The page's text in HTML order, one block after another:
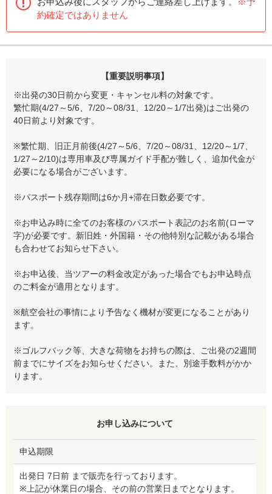
約確定ではありません
【重要説明事項】
※出発の30日前から変更・キャンセル料の対象です。
繁忙期(4/27～5/6、7/20～08/31、12/20～1/7出発)はご出発の
40日前より対象です。
※繁忙期、旧正月前後(4/27～5/6、7/20～08/31、12/20～1/7、
1/27～2/10)は専用車及び専属ガイド手配が難しく、追加代金が
必要になる場合がございます。
※パスポート残存期間は6か月+滞在日数必要です。
※お申込み時に全てのお客様のパスポート表記のお名前(ローマ
字)が必要です。新旧姓・外国籍・その他特別な記載がある場合
も合わせてお知らせ下さい。
※お申込後、当ツアーの料金改定があった場合でもお申込時点
のご料金が適用となります。
※航空会社の事情により予告なく機材が変更になることがあり
ます。
※ゴルフバック等、大きな荷物をお持ちの際は、ご出発の2週間
前までにサイズをお知らせください。また、別途手数料がかか
ります。
お申し込みについて
申込期限
出発日 7日前 まで販売を行っております。
※上記が休業日の場合、その前の営業日までとなります。